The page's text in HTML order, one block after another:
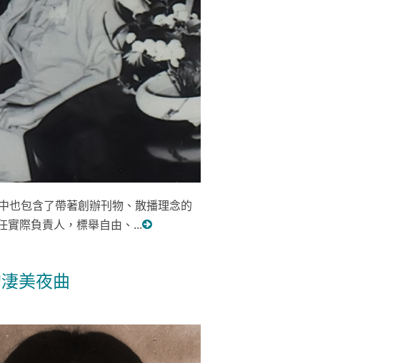
也包含了帶著創辦刊物、散播理念的
實際負責人，標舉自由、...
美夜曲